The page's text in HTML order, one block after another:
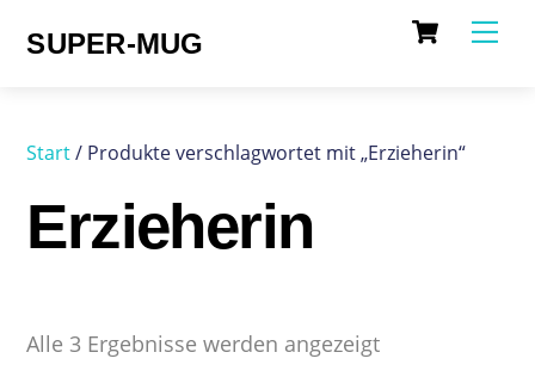
Cart
SUPER-MUG
Start/ Produkte verschlagwortet mit „Erzieherin“
Erzieherin
Alle 3 Ergebnisse werden angezeigt